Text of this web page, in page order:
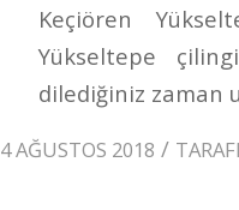
Keçiören
Yükseltepe
dilediğiniz zaman
4 AĞUSTOS 2018 /